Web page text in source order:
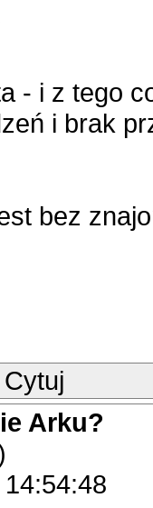
- i z tego
i brak
bez
Cytuj
Arku?